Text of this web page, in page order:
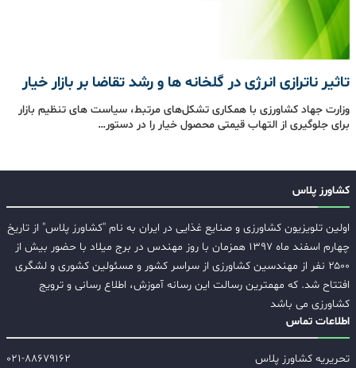
تاثیر ناترازی انرژی در گلخانه ها و رشد تقاضا بر بازار خیار
وزارت جهاد کشاورزی با همکاری تشکل‌های مرتبط، سیاست های تنظیم بازار
برای جلوگیری از التهاب قیمتی محصول خیار را در دستور…
کشاورز پلاس
اولین تلویزیون کشاورزی و صنایع غذایی در ایران به نام "کشاورز پلاس" از تاریخ
چهارم اسفند ماه ۱۳۹۷ همزمان با روز مهندس در برج میلاد با حضور بیش از
۲۵۰۰ نفر از مهندسین کشاورزی از سراسر کشور و مسئولین کشوری و لشگری
افتتاح شد. که مهمترین رسالت این رسانه آموزش، اطلاع رسانی و ترویج
کشاورزی می باشد
اطلاعات تماس
تحریریه کشاورز پلاس
۰۲۱-۸۸۶۷۹۱۶۲